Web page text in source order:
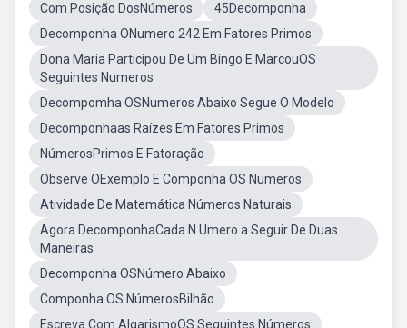
Com Posição DosNúmeros
45Decomponha
Decomponha ONumero 242 Em Fatores Primos
Dona Maria Participou De Um Bingo E MarcouOS
Seguintes Numeros
Decompomha OSNumeros Abaixo Segue O Modelo
Decomponhaas Raízes Em Fatores Primos
NúmerosPrimos E Fatoração
Observe OExemplo E Componha OS Numeros
Atividade De Matemática Números Naturais
Agora DecomponhaCada N Umero a Seguir De Duas
Maneiras
Decomponha OSNúmero Abaixo
Componha OS NúmerosBilhão
Escreva Com AlgarismoOS Seguintes Números